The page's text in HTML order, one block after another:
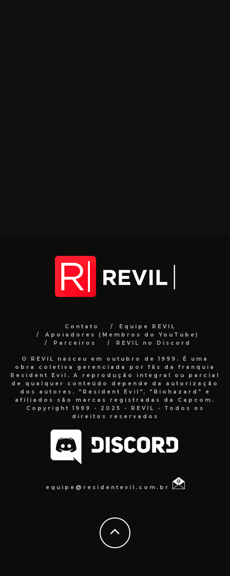
Contato
Equipe REVIL
Apoiadores (Membros do YouTube)
Parceiros
REVIL no Discord
O REVIL nasceu em outubro de 1999. É uma
obra coletiva gerenciada por fãs da franquia
Resident Evil. A reprodução integral ou parcial
de qualquer conteúdo depende da autorização
dos autores. "Resident Evil", "Biohazard" e
afiliados são marcas registradas da Capcom.
Copyright 1999 - 2025 - REVIL - Todos os
direitos reservados
equipe@residentevil.com.br